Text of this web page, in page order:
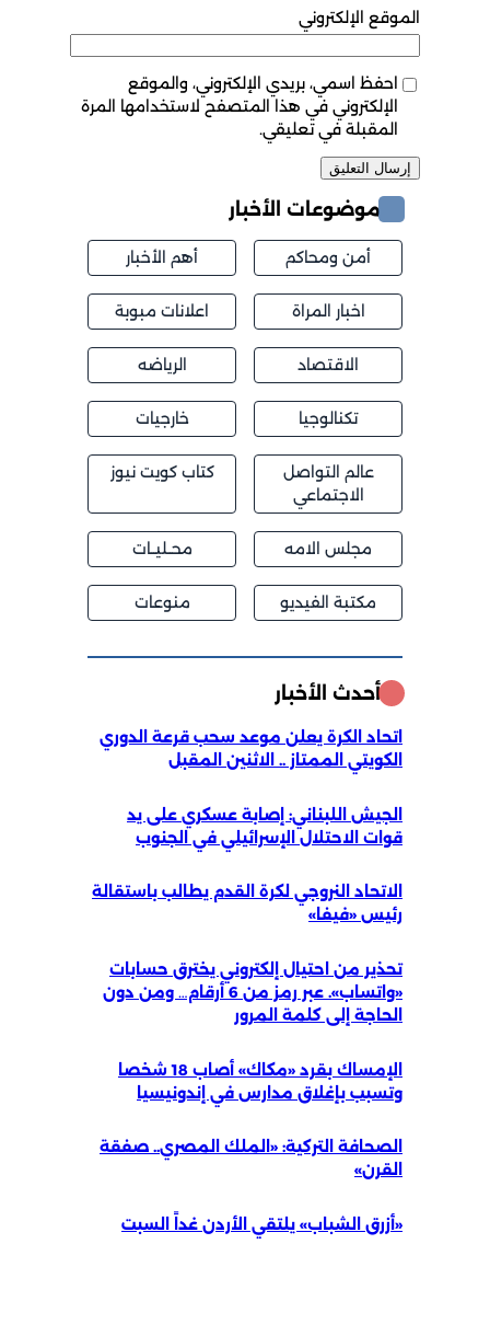
الموقع الإلكتروني
احفظ اسمي، بريدي الإلكتروني، والموقع
الإلكتروني في هذا المتصفح لاستخدامها المرة
المقبلة في تعليقي.
موضوعات الأخبار
أمن ومحاكم أهم الأخبار
اخبار المراة اعلانات مبوبة
الاقتصاد الرياضه
تكنالوجيا خارجيات
عالم التواصل
الاجتماعي
كتاب كويت نيوز
مجلس الامه محــليــات
مكتبة الفيديو منوعات
أحدث الأخبار
اتحاد الكرة يعلن موعد سحب قرعة الدوري
الكويتي الممتاز .. الاثنين المقبل
الجيش اللبناني: إصابة عسكري على يد
قوات الاحتلال الإسرائيلي في الجنوب
الاتحاد النروجي لكرة القدم يطالب باستقالة
رئيس «فيفا»
تحذير من احتيال إلكتروني يخترق حسابات
«واتساب». عبر رمز من 6 أرقام… ومن دون
الحاجة إلى كلمة المرور
الإمساك بقرد «مكاك» أصاب 18 شخصا
وتسبب بإغلاق مدارس في إندونيسيا
الصحافة التركية: «الملك المصري.. صفقة
القرن»
«أزرق الشباب» يلتقي الأردن غداً السبت